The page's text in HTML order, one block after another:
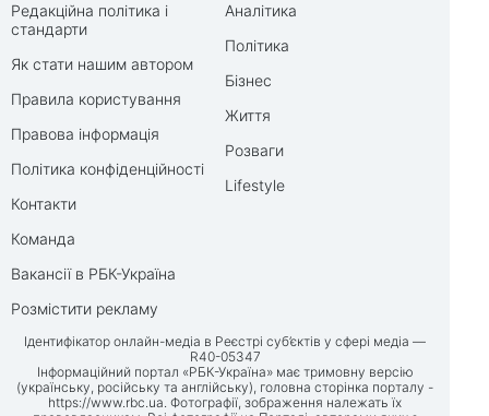
Редакційна політика і
стандарти
Як стати нашим автором
Правила користування
Правова інформація
Політика конфіденційності
Контакти
Команда
Вакансії в РБК-Україна
Розмістити рекламу
Аналітика
Політика
Бізнес
Життя
Розваги
Lifestyle
Ідентифікатор онлайн-медіа в Реєстрі суб’єктів у сфері медіа —
R40-05347
Інформаційний портал «РБК-Україна» має тримовну версію
(українську, російську та англійську), головна сторінка порталу -
https://www.rbc.ua. Фотографії, зображення належать їх